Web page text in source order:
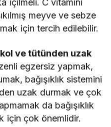
içilmeli. C vitamini
meyve ve sebze
için tercih edilebilir.
ve tütünden uzak
egzersiz yapmak,
bağışıklık sistemini
uzak durmak ve çok
da bağışıklık
için çok önemlidir.